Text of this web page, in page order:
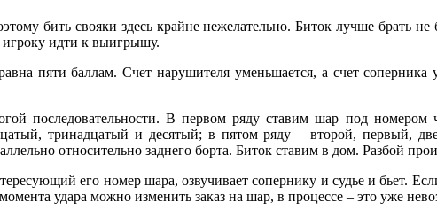
бить свояки здесь крайне нежелательно. Биток лучше брать
игроку идти к выигрышу.
пяти баллам. Счет нарушителя уменьшается, а счет
последовательности. В первом ряду ставим шар под
тринадцатый и десятый; в пятом ряду – второй, первый,
относительно заднего борта. Биток ставим в дом. Разбой
его номер шара, озвучивает сопернику и судье и бьет.
удара можно изменить заказ на шар, в процессе – это уже